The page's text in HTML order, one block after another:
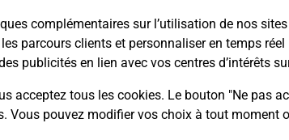
complémentaires sur l’utilisation de nos
parcours clients et personnaliser en temps
publicités en lien avec vos centres d’intérêts
acceptez tous les cookies. Le bouton "Ne pas
Vous pouvez modifier vos choix à tout moment